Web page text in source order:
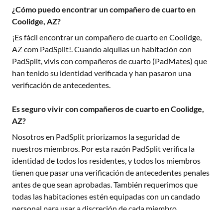
¿Cómo puedo encontrar un compañero de cuarto en
Coolidge, AZ?
¡Es fácil encontrar un compañero de cuarto en Coolidge,
AZcom PadSplit!. Cuando alquilas un habitación con
PadSplit, vivis con compañeros de cuarto (PadMates) que
han tenido su identidad verificada y han pasaron una
verificación de antecedentes.
Es seguro vivir con compañeros de cuarto en Coolidge,
AZ?
Nosotros en PadSplit priorizamos la seguridad de
nuestros miembros. Por esta razón PadSplit verifica la
identidad de todos los residentes, y todos los miembros
tienen que pasar una verificación de antecedentes penales
antes de que sean aprobadas. También requerimos que
todas las habitaciones estén equipadas con un candado